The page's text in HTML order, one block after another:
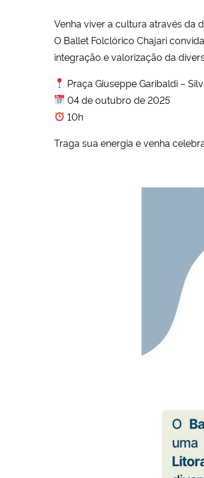
Venha viver a cultura através da
O Ballet Folclórico Chajari
integração e valorização da
Praça Giuseppe Garibaldi –
04 de outubro de 2025
10h
Traga sua energia e venha